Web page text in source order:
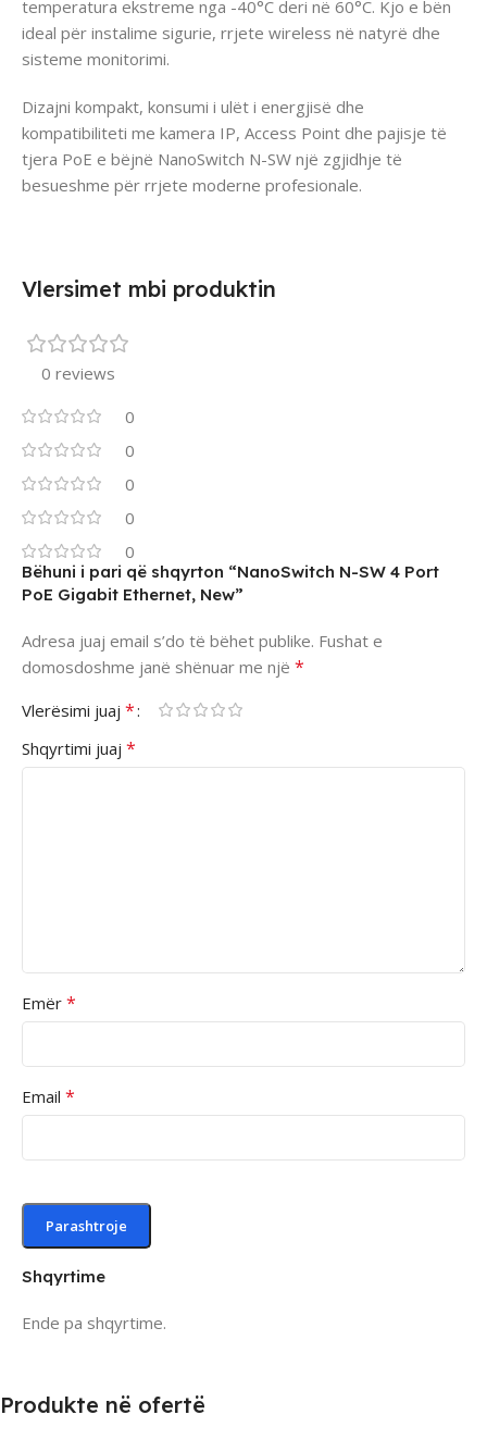
temperatura ekstreme nga -40°C deri në 60°C. Kjo e bën
ideal për instalime sigurie, rrjete wireless në natyrë dhe
sisteme monitorimi.
Dizajni kompakt, konsumi i ulët i energjisë dhe
kompatibiliteti me kamera IP, Access Point dhe pajisje të
tjera PoE e bëjnë NanoSwitch N-SW një zgjidhje të
besueshme për rrjete moderne profesionale.
Vlersimet mbi produktin
0 reviews
0
0
0
0
0
Shqyrtime
Ende pa shqyrtime.
Bëhuni i pari që shqyrton “NanoSwitch N-SW 4 Port
PoE Gigabit Ethernet, New”
Adresa juaj email s’do të bëhet publike. Fushat e
domosdoshme janë shënuar me një *
Vlerësimi juaj *
Shqyrtimi juaj *
Emër *
Email *
Produkte në ofertë